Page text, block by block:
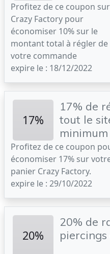
Profitez de ce coupon sur
Crazy Factory pour
économiser 10% sur le
montant total à régler de
votre commande
expire le : 18/12/2022
17%
17% de
tout le
Profitez de ce coupon
économiser 17% sur
panier Crazy Factory.
expire le : 29/10/2022
20%
20% de